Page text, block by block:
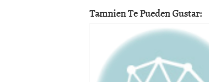
Tamnien Te Pueden Gustar: